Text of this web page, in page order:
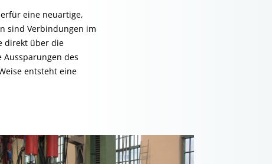
eine neuartige,
sind Verbindungen im
direkt über die
des
entsteht eine